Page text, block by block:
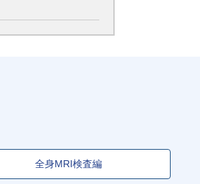
全身MRI検査編